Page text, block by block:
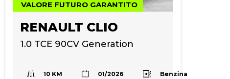
VALORE FUTURO GARANTITO
RENAULT CLIO
1.0 TCE 90CV Generation
10 KM 01/2026 Benzina